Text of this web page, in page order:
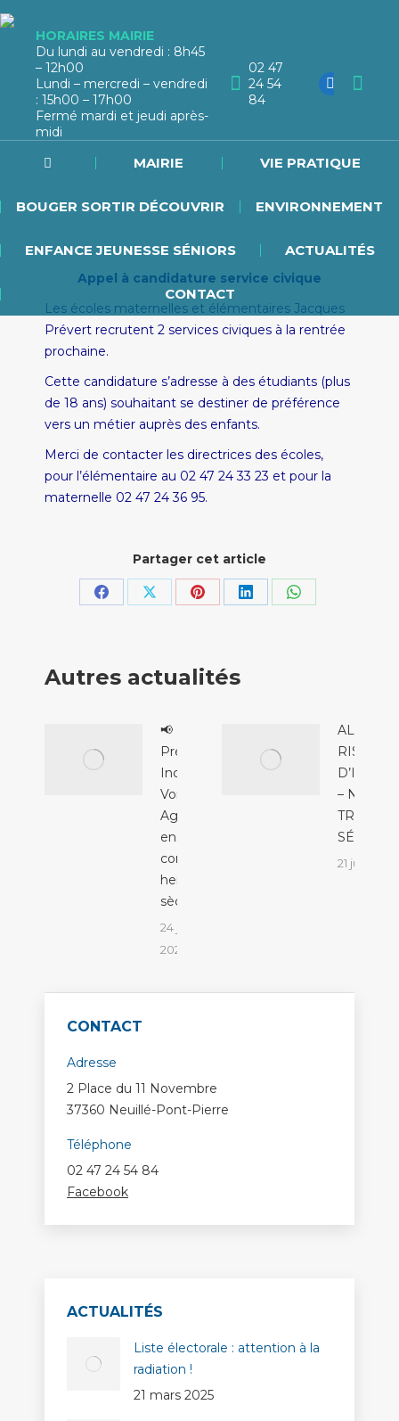
HORAIRES MAIRIE
Du lundi au vendredi : 8h45
– 12h00
Lundi – mercredi – vendredi
: 15h00 – 17h00
Fermé mardi et jeudi après-
midi
02 47
24 54
84
MAIRIE VIE PRATIQUE
BOUGER SORTIR DÉCOUVRIR ENVIRONNEMENT
ENFANCE JEUNESSE SÉNIORS ACTUALITÉS
CONTACT
Appel à candidature service civique
Les écoles maternelles et élémentaires Jacques
Prévert recrutent 2 services civiques à la rentrée
prochaine.
Cette candidature s’adresse à des étudiants (plus
de 18 ans) souhaitant se destiner de préférence
vers un métier auprès des enfants.
Merci de contacter les directrices des écoles,
pour l’élémentaire au 02 47 24 33 23 et pour la
maternelle 02 47 24 36 95.
Partager cet article
PartagerPartagerPartagerPartagerPartager
Autres actualités
📢
Prévention
Incendie &
Voisinage :
Agissons
ensemble
contre les
herbes
sèches !
24 juillet
2026
ALERTE
RISQUE
– NIVEAU
TRÈS
SÉVÈRE
21 juillet
CONTACT
Adresse
2 Place du 11 Novembre
37360 Neuillé-Pont-Pierre
Téléphone
02 47 24 54 84
Facebook
ACTUALITÉS
Liste électorale : attention à la
radiation !
21 mars 2025